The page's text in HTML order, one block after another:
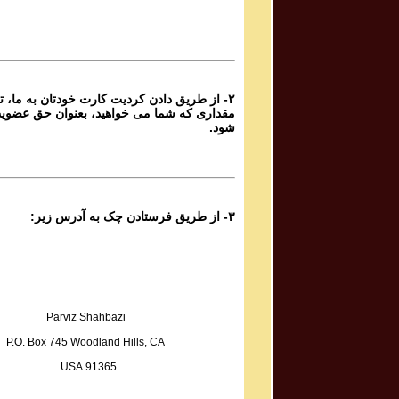
Atashi Dar Sineh Daram Javedani
Yoones Khanbeigi یونس خان بیگی
Taa Baad Chenin Baada
Rameshgaran
Fazel Jamshidi فاضل جمشیدی
و همایون شجریان
۲- از طریق دادن کردیت کارت خودتان به ما،
مقداری که شما می خواهید، بعنوان حق
شود.
۳- از طریق فرستادن چک به آدرس زیر:
Parviz Shahbazi
P.O. Box 745 Woodland Hills, CA
91365 USA.